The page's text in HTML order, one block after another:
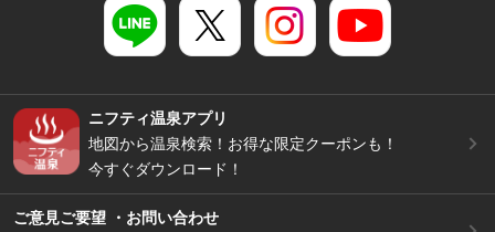
ニフティ温泉アプリ
地図から温泉検索！お得な限定クーポンも！
今すぐダウンロード！
ご意見ご要望 ・お問い合わせ